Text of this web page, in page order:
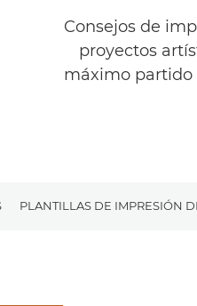
Consejos de
proyectos
máximo partido
PLANTILLAS DE IMPRESIÓN